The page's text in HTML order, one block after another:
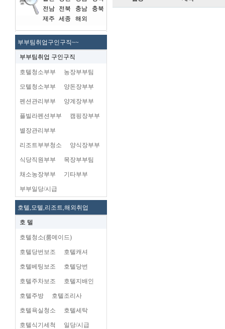
전남
전북 충남
충북
제주
세종 해외
부부팀취업구인구직~~
부부팀취업 구인구직
호텔청소부부 농장부부팀
모텔청소부부 양돈장부부
펜션관리부부 양계장부부
플빌라펜션부부 캠핑장부부
별장관리부부
리조트부부청소 양식장부부
식당직원부부 목장부부팀
채소농장부부 기타부부
부부일당/시급
호텔,모텔,리조트,해외취업
호 텔
호텔청소(룸메이드)
호텔당번보조 호텔캐셔
호텔베팅보조 호텔당번
호텔주차보조 호텔지배인
호텔주방 호텔조리사
호텔욕실청소 호텔세탁
호텔식기세척 일당/시급